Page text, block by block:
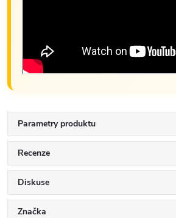
Parametry produktu
Recenze
Diskuse
Značka